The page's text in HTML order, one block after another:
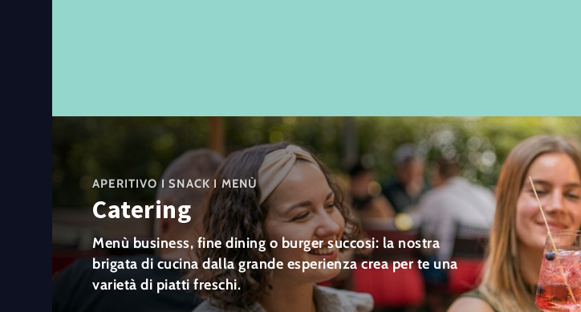
APERITIVO I SNACK I MENÙ
Catering
Menù business, fine dining o burger succosi: la nostra
brigata di cucina dalla grande esperienza crea per te una
varietà di piatti freschi.